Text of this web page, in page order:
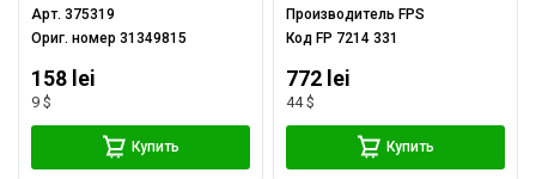
Арт.375319
Ориг. номер31349815
158 lei
9 $
Купить
Производитель FPS
Код FP 7214 331
772 lei
44 $
Купить